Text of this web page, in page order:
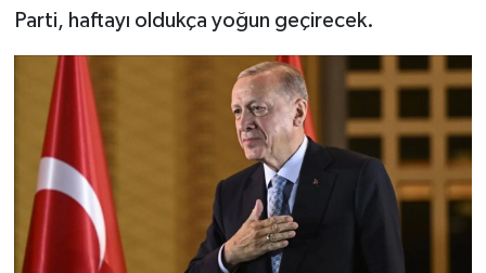
Parti, haftayı oldukça yoğun geçirecek.